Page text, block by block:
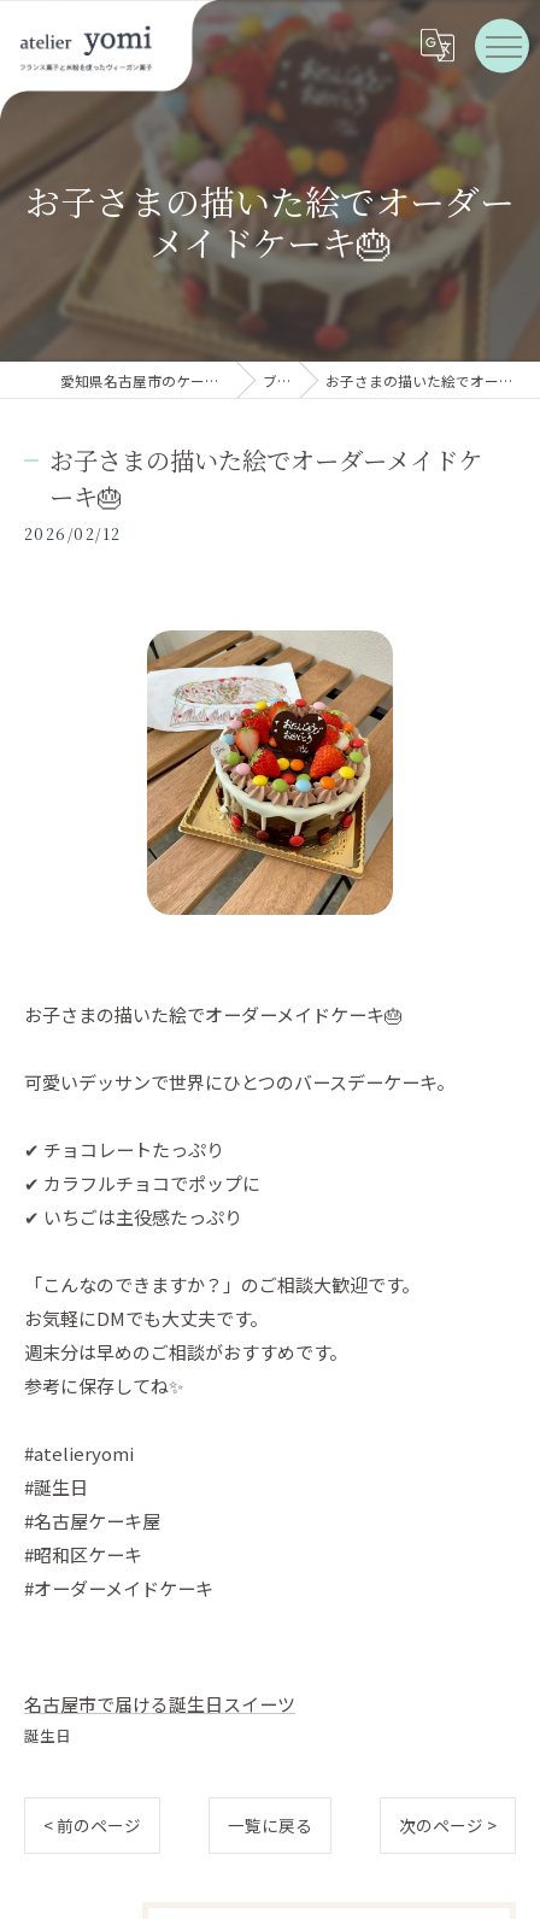
お子さまの描いた絵でオーダー
メイドケーキ🎂
愛知県名古屋市のケーキならatelier yomi ブログ お子さまの描いた絵でオーダーメイドケーキ🎂
お子さまの描いた絵でオーダーメイドケ
ーキ🎂
2026/02/12
お子さまの描いた絵でオーダーメイドケーキ🎂
可愛いデッサンで世界にひとつのバースデーケーキ。
✔ チョコレートたっぷり
✔ カラフルチョコでポップに
✔ いちごは主役感たっぷり
「こんなのできますか？」のご相談大歓迎です。
お気軽にDMでも大丈夫です。
週末分は早めのご相談がおすすめです。
参考に保存してね✨
#atelieryomi
#誕生日
#名古屋ケーキ屋
#昭和区ケーキ
#オーダーメイドケーキ
名古屋市で届ける誕生日スイーツ
誕生日
< 前のページ 一覧に戻る 次のページ >